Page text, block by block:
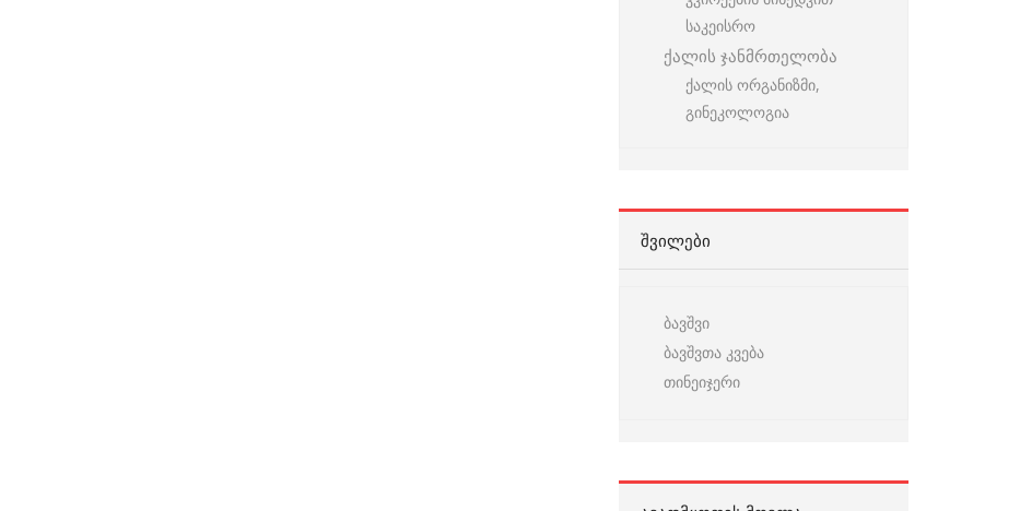
საკეისრო
ქალის ჯანმრთელობა
ქალის ორგანიზმი,
გინეკოლოგია
ᲨᲕᲘᲚᲔᲑᲘ
ბავშვი
ბავშვთა კვება
თინეიჯერი